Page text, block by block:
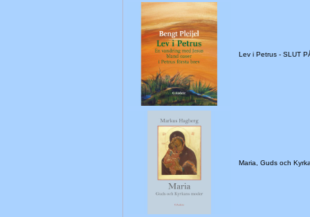
Lev i Petrus - SLUT
Maria, Guds och